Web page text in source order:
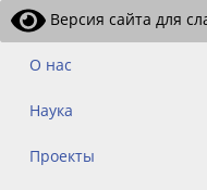
Версия сайта для
О нас
Наука
Проекты